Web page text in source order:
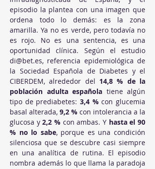
episodio la plantea con una imagen que
ordena todo lo demás: es la zona
amarilla. Ya no es verde, pero todavía no
es rojo. No es una sentencia, es una
di@bet.es, referencia epidemiológica de
la Sociedad Española de Diabetes y el
CIBERDEM, alrededor del 14,8 % de la
población adulta española tiene algún
tipo de prediabetes: 3,4 % con glucemia
basal alterada, 9,2 % con intolerancia a la
glucosa y 2,2 % con ambas. Y hasta el 90
% no lo sabe, porque es una condición
silenciosa que se descubre casi siempre
en una analítica de rutina. El episodio
nombra además lo que llama la paradoja